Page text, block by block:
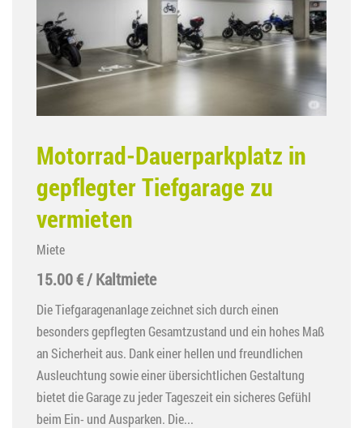
Motorrad-Dauerparkplatz in
gepflegter Tiefgarage zu
vermieten
Miete
15.00 € / Kaltmiete
Die Tiefgaragenanlage zeichnet sich durch einen
besonders gepflegten Gesamtzustand und ein hohes Maß
an Sicherheit aus. Dank einer hellen und freundlichen
Ausleuchtung sowie einer übersichtlichen Gestaltung
bietet die Garage zu jeder Tageszeit ein sicheres Gefühl
beim Ein- und Ausparken. Die...